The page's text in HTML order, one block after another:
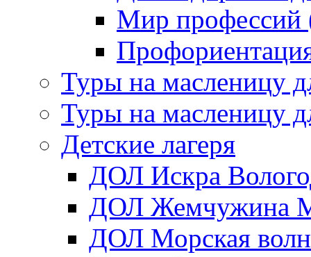
Мир профессий
Туры на масленицу
Туры на масленицу
Детские лагеря
ДОЛ Искра
ДОЛ Жемчужина
ДОЛ Морская